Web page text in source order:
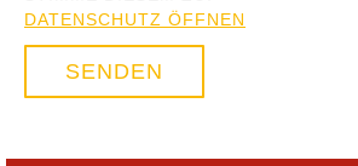
DATENSCHUTZ ÖFFNEN